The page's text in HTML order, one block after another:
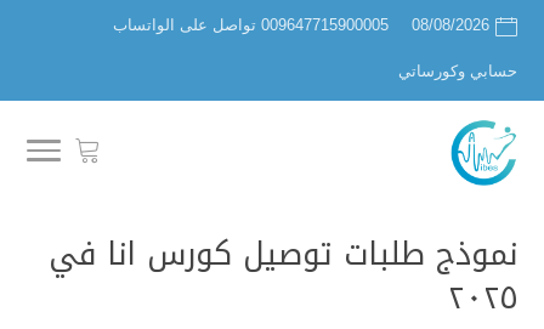
08/08/2026 009647715900005 تواصل على الواتساب
حسابي وكورساتي
نموذج طلبات توصيل كورس انا في
٢٠٢٥